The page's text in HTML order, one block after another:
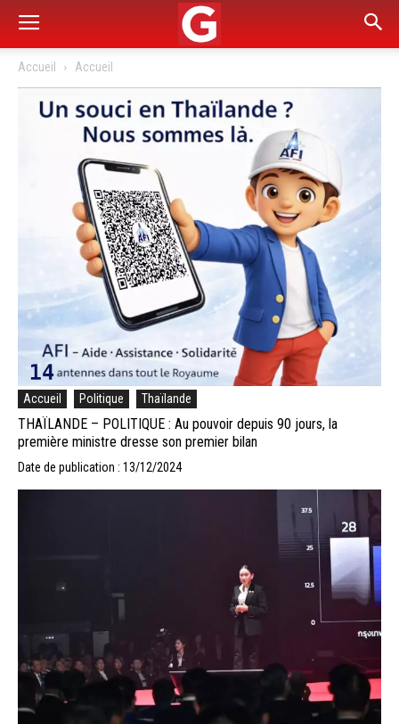
Accueil Accueil
Accueil Politique Thaïlande
THAÏLANDE – POLITIQUE : Au pouvoir depuis 90 jours, la
première ministre dresse son premier bilan
Date de publication : 13/12/2024